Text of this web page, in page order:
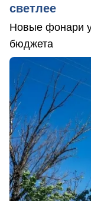
светлее
Новые фонари
бюджета